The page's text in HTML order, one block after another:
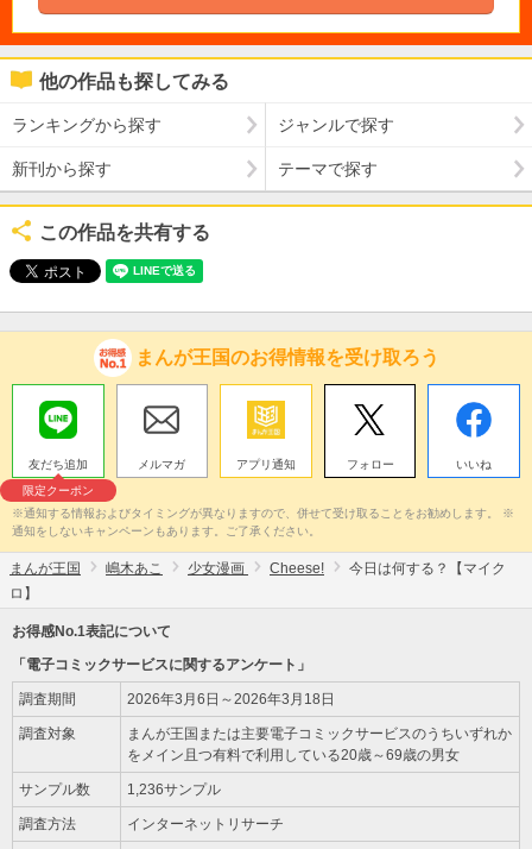
他の作品も探してみる
ランキングから探す ジャンルで探す
新刊から探す テーマで探す
この作品を共有する
まんが王国のお得情報を受け取ろう
友だち追加
限定クーポン
メルマガ アプリ通知 フォロー いいね
※通知する情報およびタイミングが異なりますので、併せて受け取ることをお勧めします。 ※
通知をしないキャンペーンもあります。ご了承ください。
まんが王国 嶋木あこ 少女漫画 Cheese!
今日は何する？【マイク
ロ】
お得感No.1表記について
「電子コミックサービスに関するアンケート」
調査期間 2026年3月6日～2026年3月18日
調査対象
まんが王国または主要電子コミックサービスのうちいずれか
をメイン且つ有料で利用している20歳～69歳の男女
サンプル数 1,236サンプル
調査方法 インターネットリサーチ